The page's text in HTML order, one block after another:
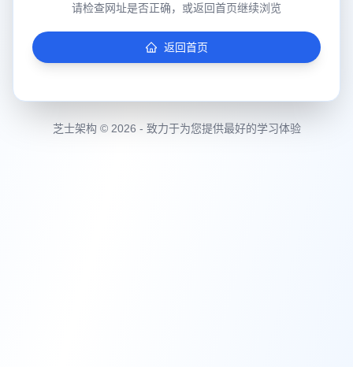
请检查网址是否正确，或返回首页继续浏览
返回首页
芝士架构 © 2026 - 致力于为您提供最好的学习体验